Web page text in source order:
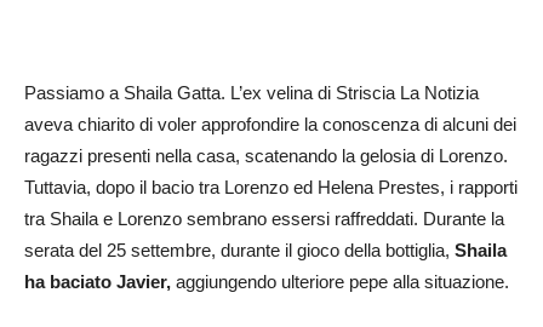
Passiamo a Shaila Gatta. L’ex velina di Striscia La Notizia
aveva chiarito di voler approfondire la conoscenza di alcuni dei
ragazzi presenti nella casa, scatenando la gelosia di Lorenzo.
Tuttavia, dopo il bacio tra Lorenzo ed Helena Prestes, i rapporti
tra Shaila e Lorenzo sembrano essersi raffreddati. Durante la
serata del 25 settembre, durante il gioco della bottiglia, Shaila
ha baciato Javier, aggiungendo ulteriore pepe alla situazione.